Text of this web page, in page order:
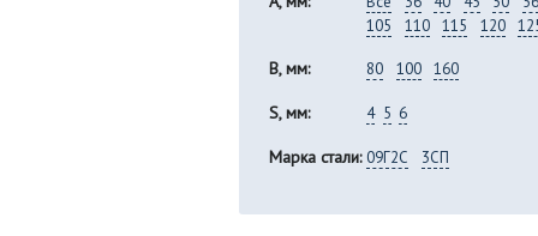
105
110 115 120
B, мм: 80 100 160
S, мм: 4 5 6
Марка стали: 09Г2С 3СП